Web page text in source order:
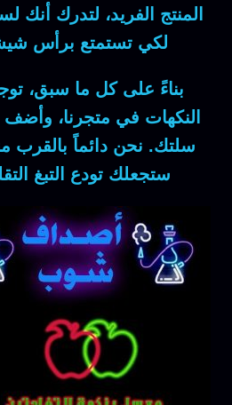
المنتج الفريد، لتدرك أنك
لكي تستمتع برأس
بناءً على كل ما سبق،
النكهات في متجرنا، وأضف
سلتك. نحن دائماً بالقرب
ستجعلك تودع التبغ